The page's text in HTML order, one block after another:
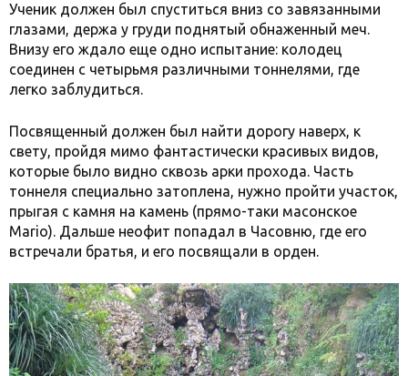
Ученик должен был спуститься вниз со завязанными
глазами, держа у груди поднятый обнаженный меч.
Внизу его ждало еще одно испытание: колодец
соединен с четырьмя различными тоннелями, где
легко заблудиться.
Посвященный должен был найти дорогу наверх, к
свету, пройдя мимо фантастически красивых видов,
которые было видно сквозь арки прохода. Часть
тоннеля специально затоплена, нужно пройти участок,
прыгая с камня на камень (прямо-таки масонское
Mario). Дальше неофит попадал в Часовню, где его
встречали братья, и его посвящали в орден.